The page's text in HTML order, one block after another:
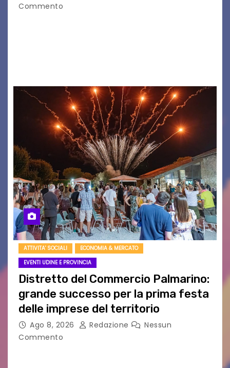
Commento
ATTIVITA' SOCIALI
ECONOMIA & MERCATO
EVENTI UDINE E PROVINCIA
Distretto del Commercio Palmarino:
grande successo per la prima festa
delle imprese del territorio
Ago 8, 2026 Redazione
Nessun
Commento